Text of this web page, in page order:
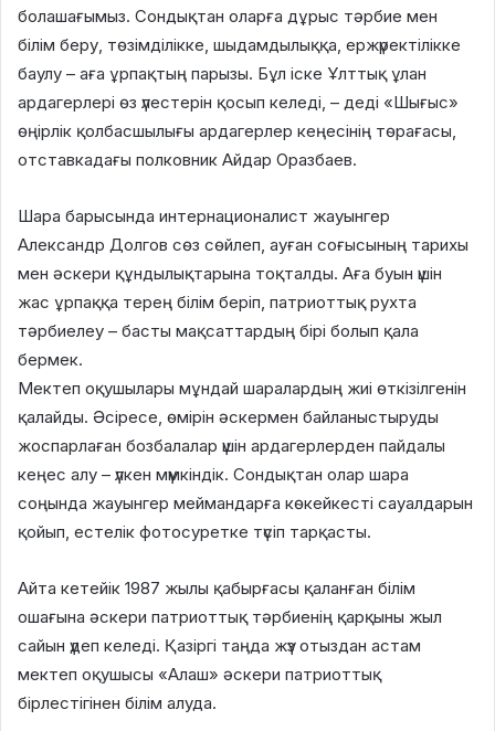
болашағымыз. Сондықтан оларға дұрыс тәрбие мен
білім беру, төзімділікке, шыдамдылыққа, ержүректілікке
баулу – аға ұрпақтың парызы. Бұл іске Ұлттық ұлан
ардагерлері өз үлестерін қосып келеді, – деді «Шығыс»
өңірлік қолбасшылығы ардагерлер кеңесінің төрағасы,
отставкадағы полковник Айдар Оразбаев.
Шара барысында интернационалист жауынгер
Александр Долгов сөз сөйлеп, ауған соғысының тарихы
мен әскери құндылықтарына тоқталды. Аға буын үшін
жас ұрпаққа терең білім беріп, патриоттық рухта
тәрбиелеу – басты мақсаттардың бірі болып қала
бермек.
Мектеп оқушылары мұндай шаралардың жиі өткізілгенін
қалайды. Әсіресе, өмірін әскермен байланыстыруды
жоспарлаған бозбалалар үшін ардагерлерден пайдалы
кеңес алу – үлкен мүмкіндік. Сондықтан олар шара
соңында жауынгер меймандарға көкейкесті сауалдарын
қойып, естелік фотосуретке түсіп тарқасты.
Айта кетейік 1987 жылы қабырғасы қаланған білім
ошағына әскери патриоттық тәрбиенің қарқыны жыл
сайын үдеп келеді. Қазіргі таңда жүз отыздан астам
мектеп оқушысы «Алаш» әскери патриоттық
бірлестігінен білім алуда.